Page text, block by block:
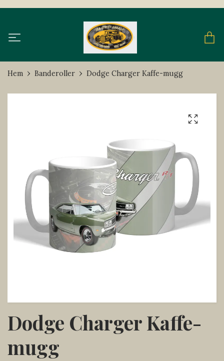
Hem Banderoller Dodge Charger Kaffe-mugg
Dodge Charger Kaffe-
mugg